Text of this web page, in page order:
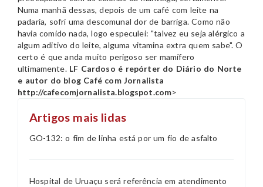
Numa manhã dessas, depois de um café com leite na
padaria, sofri uma descomunal dor de barriga. Como não
havia comido nada, logo especulei: "talvez eu seja alérgico a
algum aditivo do leite, alguma vitamina extra quem sabe". O
certo é que anda muito perigoso ser mamífero
ultimamente. LF Cardoso é repórter do Diário do Norte
e autor do blog Café com Jornalista
http://cafecomjornalista.blogspot.com>
Artigos mais lidas
GO-132: o fim de linha está por um fio de asfalto
Hospital de Uruaçu será referência em atendimento